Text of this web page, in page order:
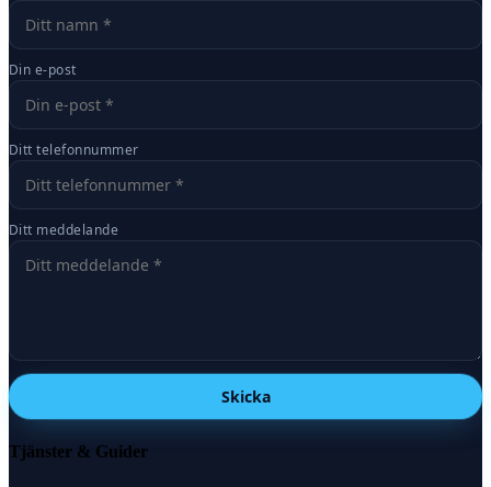
Din e-post
Ditt telefonnummer
Ditt meddelande
Skicka
Tjänster & Guider